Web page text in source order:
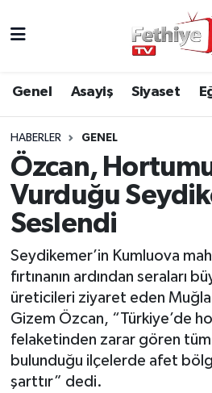
Genel Asayiş Siyaset
HABERLER GENEL
Özcan,
Vurduğu
Seslendi
Seydikemer’in Kumluova
fırtınanın ardından seraları
üreticileri ziyaret eden
Gizem Özcan, “Türkiye’de
felaketinden zarar gören
bulunduğu ilçelerde afet
şarttır” dedi.
Asayiş
Eğitim
Ekonomi
Magazin
Spor
Turizm
Muğla Hava Durumu
Muğla Namaz Vakitleri
Muğla Trafik Yoğunluk
Süper Lig Puan Durumu ve
Son Dakika Haberleri
Haber Arşivi